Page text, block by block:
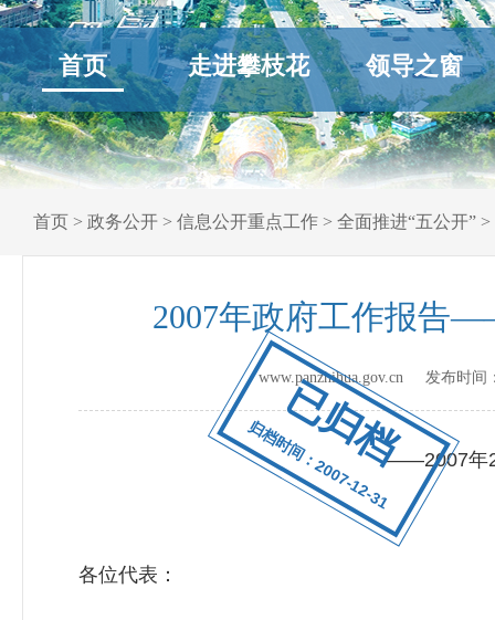
已归档
归档时间：2007-12-31
首页 走进攀枝花 领导之窗
首页 > 政务公开 > 信息公开重点工作 > 全面推进“五公开” >
2007年政府工作报告
www.panzhihua.gov.cn 发布时间
——2007年2
各位代表：